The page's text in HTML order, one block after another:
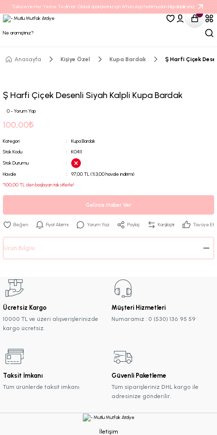
Türkiye’nin Her Yerine Teslimat. Global siparişleriniz için WhatsApp hattımızdan bilgi alabilirsiniz.
Anasayfa Kişiye Özel Kupa Bardak Ş Harfi Çiçek
Ş Harfi Çiçek Desenli Siyah Kalpli Kupa Bardak
0 - Yorum Yap
100,00₺
Kategori
Kupa Bardak
Stok Kodu
KO411
Stok Durumu
Havale
97,00 TL (%3,00 havale indirimi)
*100,00 TL den başlayan taksitlerle!
Gelince Haber Ver
Fiyat Alarmı Yorum Yaz Paylaş Karşılaştır Tavsiye Et
Ürün Bilgisi
Ücretsiz Kargo
10000 TL ve üzeri alışverişlerinizde
kargo ücretsiz.
Müşteri Hizmetleri
Numaramız : 0 (530) 136 95 59
Taksit İmkanı
Tüm ürünlerde taksit imkanı.
Güvenli Paketleme
Tüm siparişleriniz DHL kargo ile
adresinize gönderilir.
İletişim